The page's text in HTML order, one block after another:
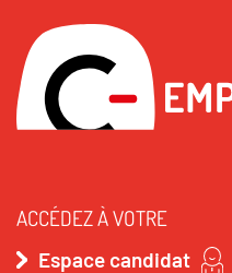
ACCÉDEZ À VOTRE
Espace candidat